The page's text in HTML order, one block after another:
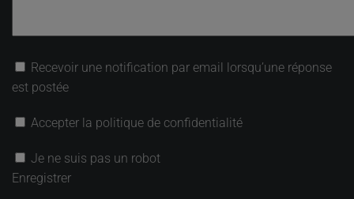
Recevoir une notification par email lorsqu’une réponse
est postée
Accepter la politique de confidentialité
Je ne suis pas un robot
Enregistrer